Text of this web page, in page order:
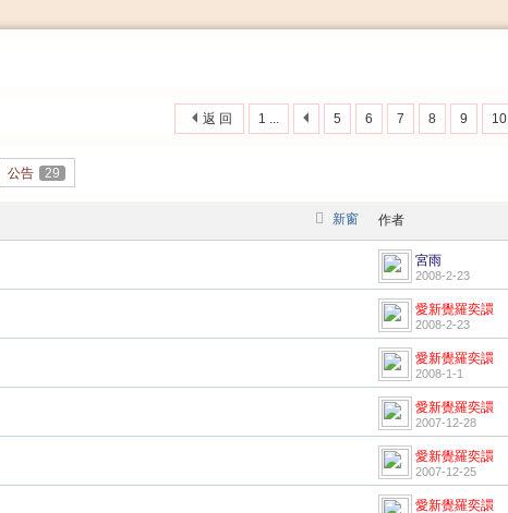
1 ... 5 6 7 8 9 10
返 回
公告 29
新窗 作者
宮雨
2008-2-23
愛新覺羅奕譞
2008-2-23
愛新覺羅奕譞
2008-1-1
愛新覺羅奕譞
2007-12-28
愛新覺羅奕譞
2007-12-25
愛新覺羅奕譞